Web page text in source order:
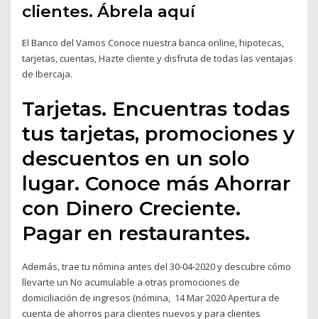
clientes. Ábrela aquí
El Banco del Vamos Conoce nuestra banca online, hipotecas,
tarjetas, cuentas, Hazte cliente y disfruta de todas las ventajas
de Ibercaja.
Tarjetas. Encuentras todas
tus tarjetas, promociones y
descuentos en un solo
lugar. Conoce más Ahorrar
con Dinero Creciente.
Pagar en restaurantes.
Además, trae tu nómina antes del 30-04-2020 y descubre cómo
llevarte un No acumulable a otras promociones de
domiciliación de ingresos (nómina, 14 Mar 2020 Apertura de
cuenta de ahorros para clientes nuevos y para clientes